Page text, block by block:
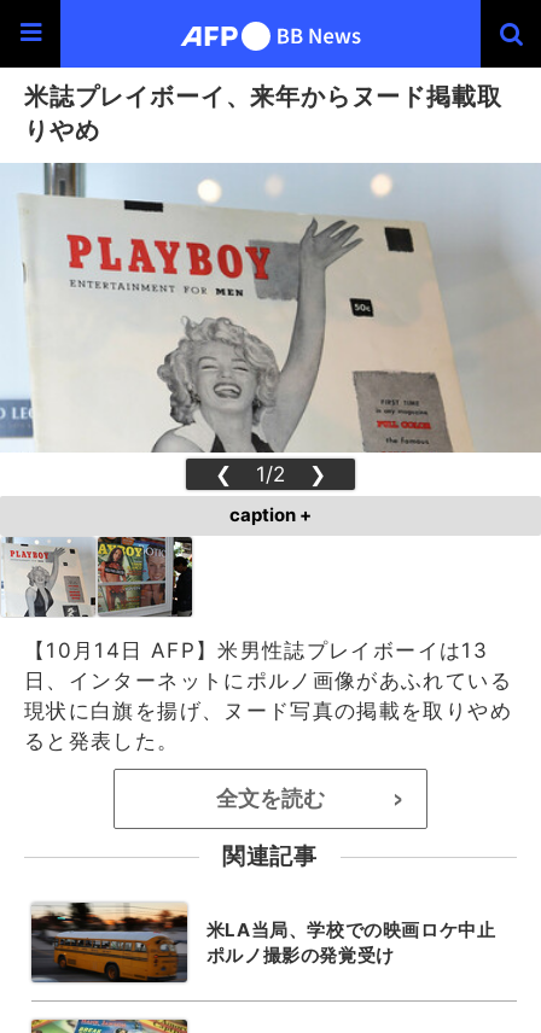
米誌プレイボーイ、来年からヌード掲載取
りやめ
❮ 1/2 ❯
caption +
【10月14日 AFP】米男性誌プレイボーイは13
日、インターネットにポルノ画像があふれている
現状に白旗を揚げ、ヌード写真の掲載を取りやめ
ると発表した。
全文を読む >
関連記事
米LA当局、学校での映画ロケ中止
ポルノ撮影の発覚受け